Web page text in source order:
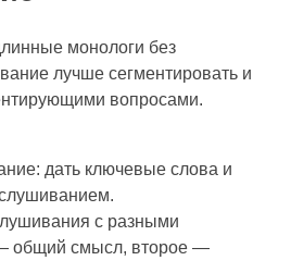
монологи без
лучше сегментировать и
вопросами.
дать ключевые слова и
с разными
общий смысл, второе —